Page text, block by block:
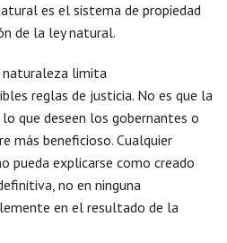
es el sistema de propiedad
de la ley natural.
naturaleza limita
reglas de justicia. No es que la
que deseen los gobernantes o
más beneficioso. Cualquier
pueda explicarse como creado
no en ninguna
en el resultado de la